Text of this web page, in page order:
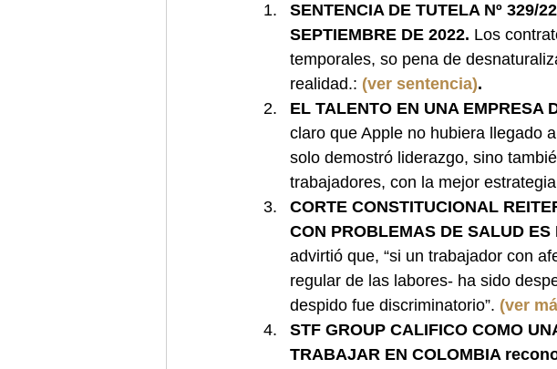
SENTENCIA DE TUTELA Nº 329/
SEPTIEMBRE DE 2022. Los
temporales, so pena de
realidad.: (ver sentencia).
EL TALENTO EN UNA EMPRESA
claro que Apple no hubiera llegado
solo demostró liderazgo, sino
trabajadores, con la mejor
CORTE CONSTITUCIONAL
CON PROBLEMAS DE SALUD ES
advirtió que, “si un trabajador con
regular de las labores- ha sido
despido fue discriminatorio”. (ver
STF GROUP CALIFICO COMO
TRABAJAR EN COLOMBIA